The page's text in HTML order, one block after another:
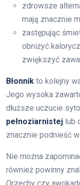
zdrowsze
mają znacznie
zastępując
obniżyć
zwiększyć
Błonnik to kolejny
Jego wysoka
dłuższe uczucie
pełnoziarnistej lub
znacznie podnieść
Nie można
również powinny
Orzechy czy